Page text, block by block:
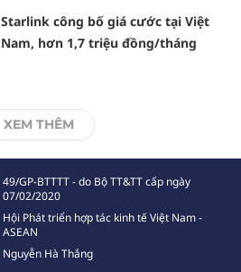
Starlink công bố giá cước tại Việt
Nam, hơn 1,7 triệu đồng/tháng
XEM THÊM
49/GP-BTTTT - do Bộ TT&TT cấp ngày
07/02/2020
Hội Phát triển hợp tác kinh tế Việt Nam -
ASEAN
Nguyễn Hà Thắng